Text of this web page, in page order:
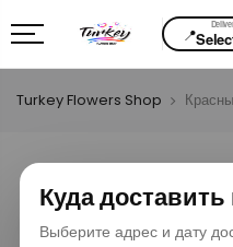
📍
Куда
Выберите адрес и дату
Turkey Flowers Shop